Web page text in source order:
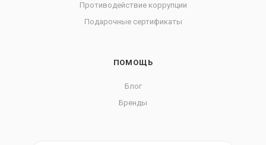
Противодействие коррупции
Подарочные сертификаты
ПОМОЩЬ
Блог
Бренды